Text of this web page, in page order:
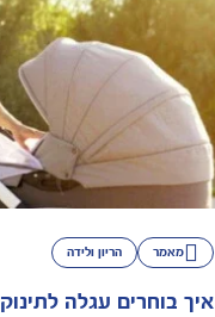
מאמר הריון ולידה
איך בוחרים עגלה לתינוק